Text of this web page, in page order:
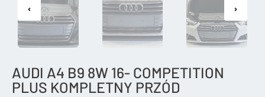
AUDI A4 B9 8W 16- COMPETITION
PLUS KOMPLETNY PRZÓD